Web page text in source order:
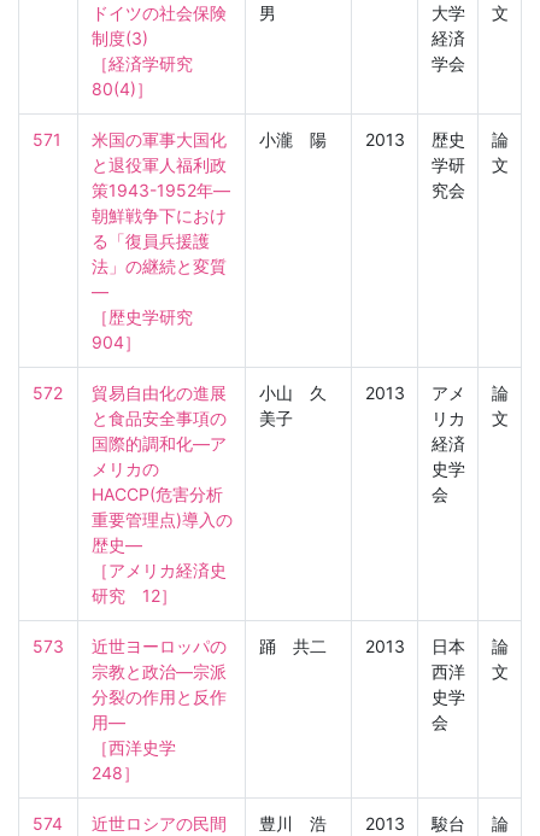
ドイツの社会保険
制度(3)
［経済学研究
80(4)］
男
大学
経済
学会
文
571
米国の軍事大国化
と退役軍人福利政
策1943-1952年―
朝鮮戦争下におけ
る「復員兵援護
法」の継続と変質
―
［歴史学研究
904］
小瀧 陽 2013
歴史
学研
究会
論
文
572
貿易自由化の進展
と食品安全事項の
国際的調和化―ア
メリカの
HACCP(危害分析
重要管理点)導入の
歴史―
［アメリカ経済史
研究　12］
小山 久
美子
2013
アメ
リカ
経済
史学
会
論
文
573
近世ヨーロッパの
宗教と政治―宗派
分裂の作用と反作
用―
［西洋史学
248］
踊 共二 2013
日本
西洋
史学
会
論
文
574
近世ロシアの民間
豊川 浩
2013
駿台
論